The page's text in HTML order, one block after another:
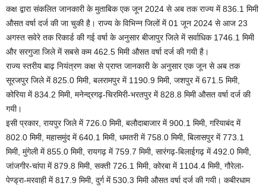
कक्ष द्वारा संकलित जानकारी के मुताबिक एक जून 2024 से अब तक राज्य में 836.1 मिमी
औसत वर्षा दर्ज की जा चुकी है। राज्य के विभिन्न जिलों में 01 जून 2024 से आज 23
अगस्त सवेरे तक रिकार्ड की गई वर्षा के अनुसार बीजापुर जिले में सर्वाधिक 1746.1 मिमी
और सरगुजा जिले में सबसे कम 462.5 मिमी औसत वर्षा दर्ज की गयी है।
राज्य स्तरीय बाढ़ नियंत्रण कक्ष से प्राप्त जानकारी के अनुसार एक जून से अब तक
सूरजपुर जिले में 825.0 मिमी, बलरामपुर में 1190.9 मिमी, जशपुर में 671.5 मिमी,
कोरिया में 834.2 मिमी, मनेन्द्रगढ़-चिरमिरी-भरतपुर में 828.8 मिमी औसत वर्षा दर्ज की
गयी।
इसी प्रकार, रायपुर जिले में 726.0 मिमी, बलौदाबाजार में 900.1 मिमी, गरियाबंद में
802.0 मिमी, महासमुंद में 640.1 मिमी, धमतरी में 758.0 मिमी, बिलासपुर में 773.1
मिमी, मुंगेली में 855.0 मिमी, रायगढ़ में 759.7 मिमी, सारंगढ़-बिलाईगढ़ में 492.0 मिमी,
जांजगीर-चांपा में 879.8 मिमी, सक्ती 726.1 मिमी, कोरबा में 1104.4 मिमी, गौरेला-
पेण्ड्रा-मरवाही में 817.9 मिमी, दुर्ग में 530.3 मिमी औसत वर्षा दर्ज की गयी। कबीरधाम